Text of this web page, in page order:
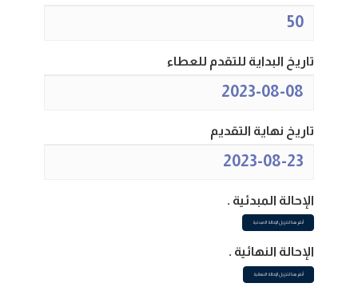
50
تاريخ البداية للتقدم للعطاء
2023-08-08
تاريخ نهاية التقديم
2023-08-23
الإحالة المبدئية .
أنقر هنا لتنزيل الإحالة المبدئية
الإحالة النهائية .
أنقر هنا لتنزيل الإحالة النهائية